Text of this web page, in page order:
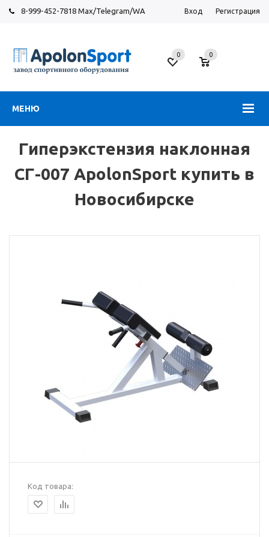
8-999-452-7818 Max/Telegram/WA Вход Регистрация
МЕНЮ
Новосибирск
ул.
0
0
Гиперэкстензия наклонная
СГ-007 ApolonSport купить в
Новосибирске
Код товара: